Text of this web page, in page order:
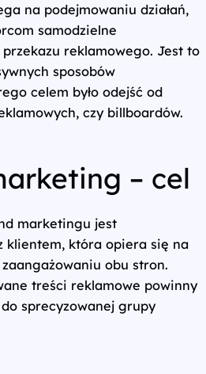
na podejmowaniu działań,
samodzielne
reklamowego. Jest to
sposobów
celem było odejść od
czy billboardów.
– cel
marketingu jest
klientem, która opiera się na
obu stron.
treści reklamowe powinny
sprecyzowanej grupy